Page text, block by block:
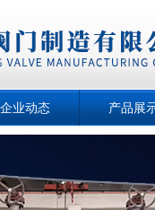
企业动态 产品展